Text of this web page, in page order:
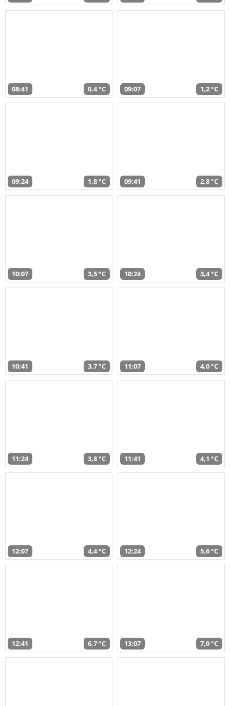
08:41 0,4 °C 09:07 1,2 °C
09:24 1,8 °C 09:41 2,8 °C
10:07 3,5 °C 10:24 3,4 °C
10:41 3,7 °C 11:07 4,0 °C
11:24 3,8 °C 11:41 4,1 °C
12:07 4,4 °C 12:24 5,6 °C
12:41 6,7 °C 13:07 7,0 °C